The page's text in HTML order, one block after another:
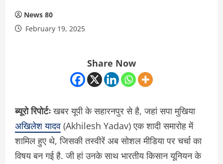
News 80
February 19, 2025
Share Now
ब्यूरो रिपोर्टःखबर यूपी के सहारनपुर से है, जहां सपा मुखिया
अखिलेश यादव (Akhilesh Yadav) एक शादी समारोह में
शामिल हुए थे, जिसकी तस्वीरें अब सोशल मीडिया पर चर्चा का
विषय बन गई है. जी हां उनके साथ भारतीय किसान यूनियन के